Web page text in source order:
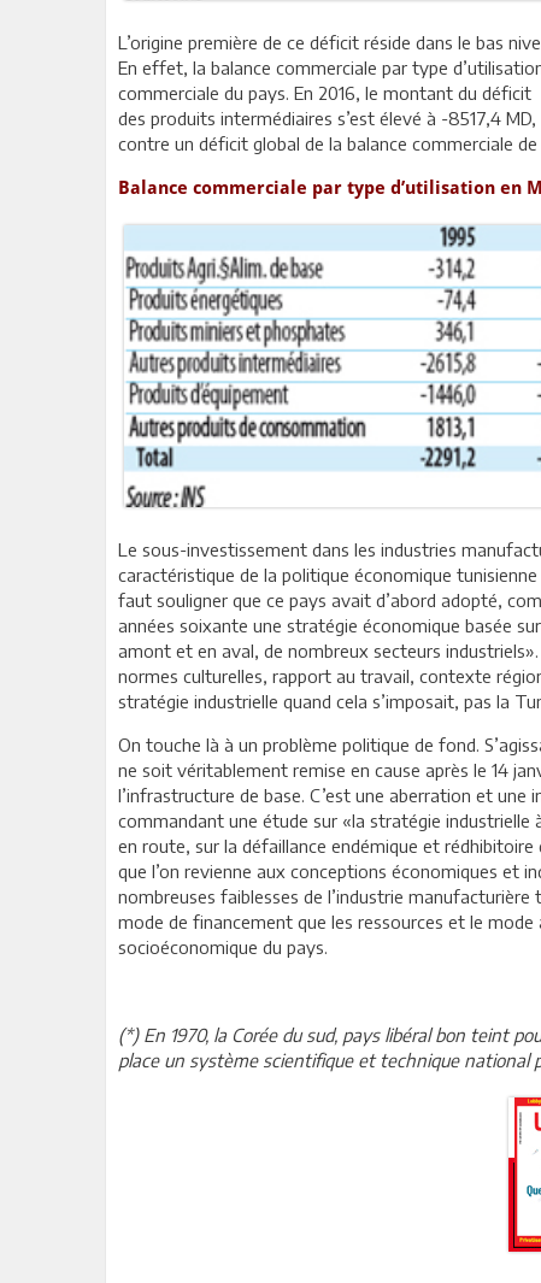
L’origine première de ce déficit réside dans le bas
En effet, la balance commerciale par type
commerciale du pays. En 2016, le montant du déficit
des produits intermédiaires s’est élevé à -8517,4 MD,
contre un déficit global de la balance commerciale
Balance commerciale par type d’utilisation en
Le sous-investissement dans les industries
caractéristique de la politique économique
faut souligner que ce pays avait d’abord adopté,
années soixante une stratégie économique basée
amont et en aval, de nombreux secteurs
normes culturelles, rapport au travail, contexte
stratégie industrielle quand cela s’imposait, pas la
On touche là à un problème politique de fond.
ne soit véritablement remise en cause après le 14
l’infrastructure de base. C’est une aberration et
commandant une étude sur «la stratégie industrielle
en route, sur la défaillance endémique et rédhibitoire
que l’on revienne aux conceptions économiques et
nombreuses faiblesses de l’industrie manufacturière
mode de financement que les ressources et le
socioéconomique du pays.
(*) En 1970, la Corée du sud, pays libéral bon teint
place un système scientifique et technique national